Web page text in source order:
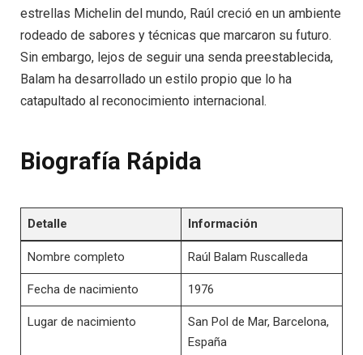
estrellas Michelin del mundo, Raúl creció en un ambiente
rodeado de sabores y técnicas que marcaron su futuro.
Sin embargo, lejos de seguir una senda preestablecida,
Balam ha desarrollado un estilo propio que lo ha
catapultado al reconocimiento internacional.
Biografía Rápida
Detalle Información
Nombre completo Raúl Balam Ruscalleda
Fecha de nacimiento 1976
Lugar de nacimiento
San Pol de Mar, Barcelona, ​​
España